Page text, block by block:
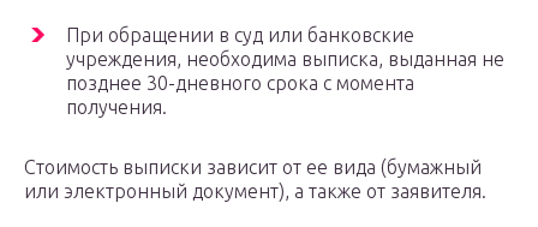
При обращении в суд или банковские
учреждения, необходима выписка, выданная не
позднее 30-дневного срока с момента
получения.
Стоимость выписки зависит от ее вида (бумажный
или электронный документ), а также от заявителя.